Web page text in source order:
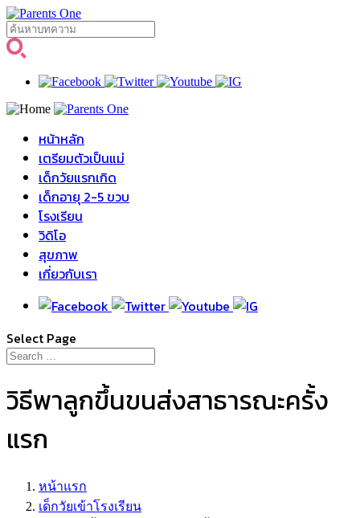
หน้าหลัก
เตรียมตัวเป็นแม่
เด็กวัยแรกเกิด
เด็กอายุ 2-5 ขวบ
โรงเรียน
วิดิโอ
สุขภาพ
เกี่ยวกับเรา
Select Page
วิธีพาลูกขึ้นขนส่งสาธารณะครั้ง
แรก
หน้าแรก
เด็กวัยเข้าโรงเรียน